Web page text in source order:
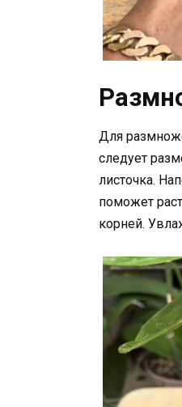
Для
следует
листочка.
поможет
корней.